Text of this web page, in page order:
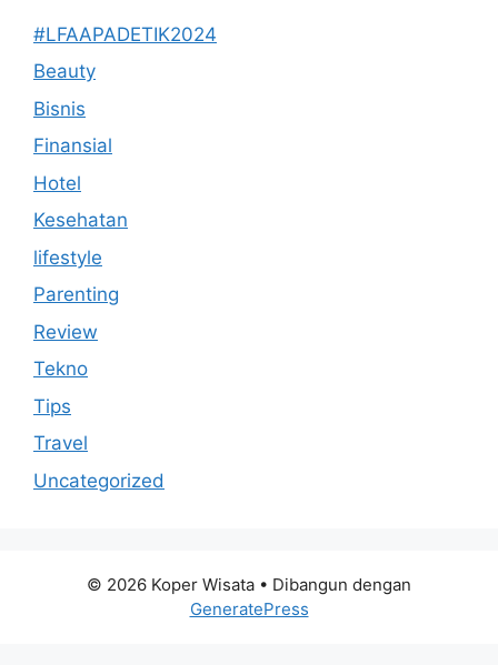
#LFAAPADETIK2024
Beauty
Bisnis
Finansial
Hotel
Kesehatan
lifestyle
Parenting
Review
Tekno
Tips
Travel
Uncategorized
© 2026 Koper Wisata • Dibangun dengan
GeneratePress